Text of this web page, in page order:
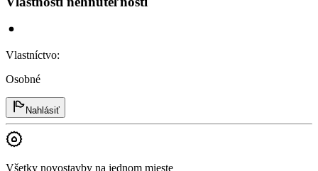
Vlastníctvo:
Osobné
Nahlásiť
Všetky novostavby na jednom mieste